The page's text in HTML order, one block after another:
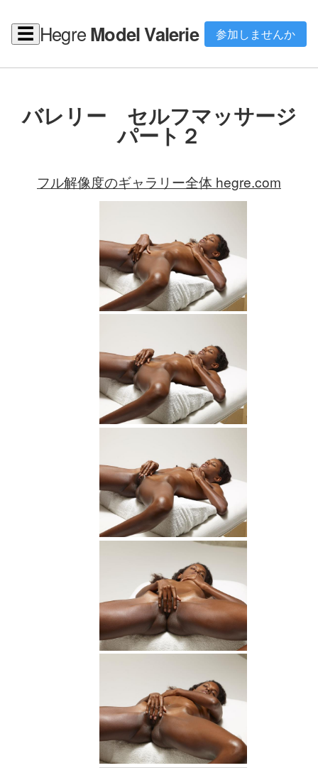
☰ HegreModel Valerie 参加しませんか
バレリー セルフマッサージ
パート２
フル解像度のギャラリー全体 hegre.com